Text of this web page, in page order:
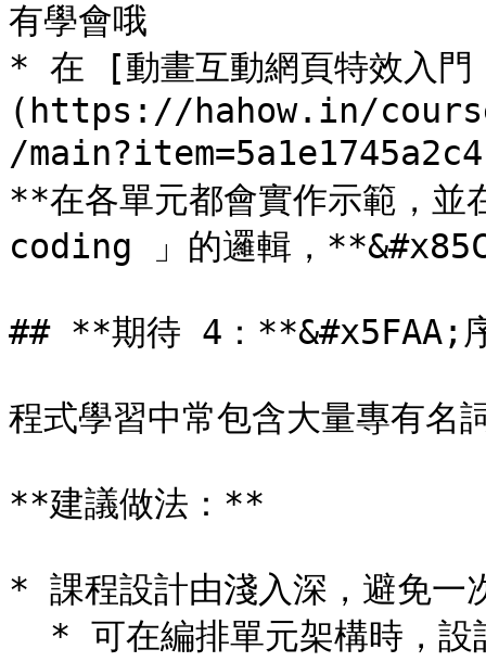
有學會哦
* 在 [動畫互動網頁特效入門
(https://hahow.in/
/
**在各單元都會實作示範，並
coding 」的邏輯，
## **期待 4：**&#x5FAA;
程式學習中常包含大量專有名
**建議做法：**
* 課程設計由淺入深，避免一